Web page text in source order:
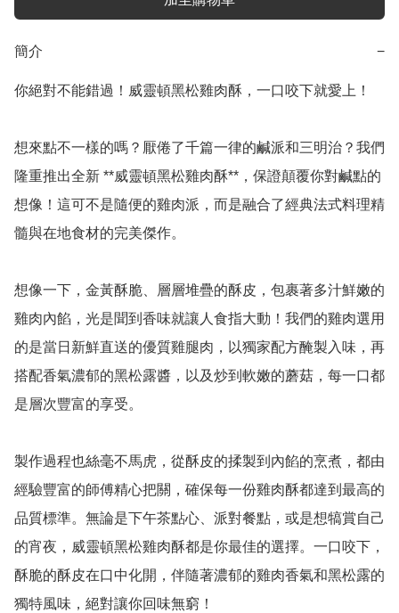
簡介 −
你絕對不能錯過！威靈頓黑松雞肉酥，一口咬下就愛上！
想來點不一樣的嗎？厭倦了千篇一律的鹹派和三明治？我們
隆重推出全新 **威靈頓黑松雞肉酥**，保證顛覆你對鹹點的
想像！這可不是隨便的雞肉派，而是融合了經典法式料理精
髓與在地食材的完美傑作。
想像一下，金黃酥脆、層層堆疊的酥皮，包裹著多汁鮮嫩的
雞肉內餡，光是聞到香味就讓人食指大動！我們的雞肉選用
的是當日新鮮直送的優質雞腿肉，以獨家配方醃製入味，再
搭配香氣濃郁的黑松露醬，以及炒到軟嫩的蘑菇，每一口都
是層次豐富的享受。
製作過程也絲毫不馬虎，從酥皮的揉製到內餡的烹煮，都由
經驗豐富的師傅精心把關，確保每一份雞肉酥都達到最高的
品質標準。無論是下午茶點心、派對餐點，或是想犒賞自己
的宵夜，威靈頓黑松雞肉酥都是你最佳的選擇。一口咬下，
酥脆的酥皮在口中化開，伴隨著濃郁的雞肉香氣和黑松露的
獨特風味，絕對讓你回味無窮！